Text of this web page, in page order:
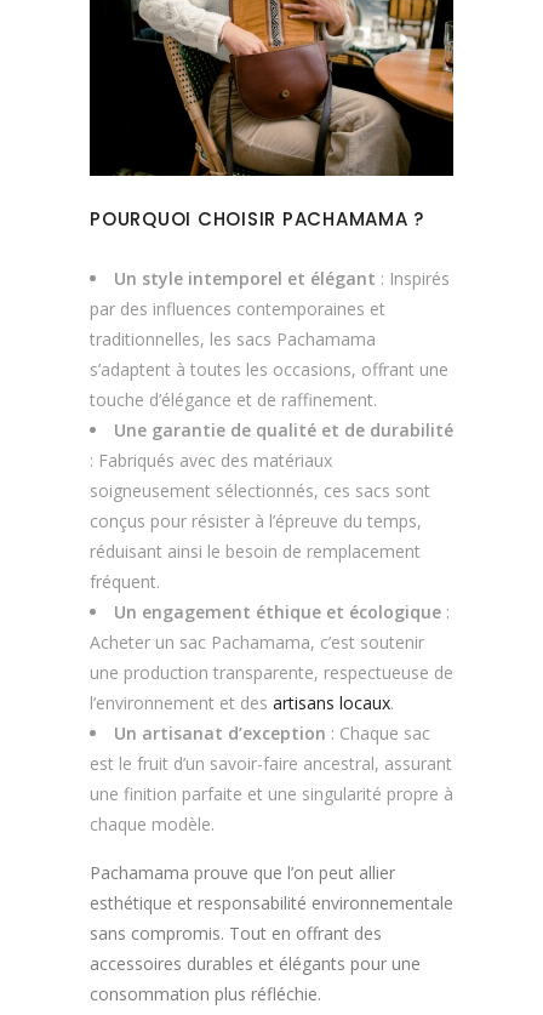
POURQUOI CHOISIR PACHAMAMA ?
Un style intemporel et élégant : Inspirés
par des influences contemporaines et
traditionnelles, les sacs Pachamama
s’adaptent à toutes les occasions, offrant une
touche d’élégance et de raffinement.
Une garantie de qualité et de durabilité
: Fabriqués avec des matériaux
soigneusement sélectionnés, ces sacs sont
conçus pour résister à l’épreuve du temps,
réduisant ainsi le besoin de remplacement
fréquent.
Un engagement éthique et écologique :
Acheter un sac Pachamama, c’est soutenir
une production transparente, respectueuse de
l’environnement et des artisans locaux.
Un artisanat d’exception : Chaque sac
est le fruit d’un savoir-faire ancestral, assurant
une finition parfaite et une singularité propre à
chaque modèle.
Pachamama prouve que l’on peut allier
esthétique et responsabilité environnementale
sans compromis. Tout en offrant des
accessoires durables et élégants pour une
consommation plus réfléchie.